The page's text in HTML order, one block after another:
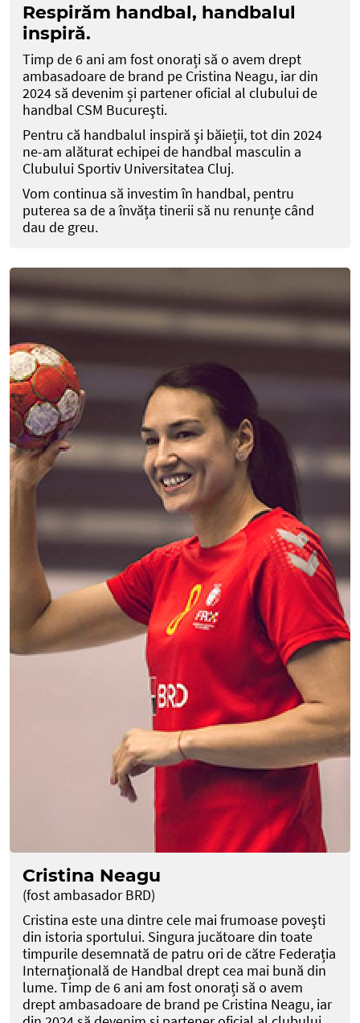
Respirăm handbal, handbalul
inspiră.
Timp de 6 ani am fost onorați să o avem drept
ambasadoare de brand pe Cristina Neagu, iar din
2024 să devenim și partener oficial al clubului de
handbal CSM Bucureşti.
Pentru că handbalul inspiră şi băieții, tot din 2024
ne-am alăturat echipei de handbal masculin a
Clubului Sportiv Universitatea Cluj.
Vom continua să investim în handbal, pentru
puterea sa de a învăța tinerii să nu renunțe când
dau de greu.
Cristina Neagu
(fost ambasador BRD)
Cristina este una dintre cele mai frumoase poveşti
din istoria sportului. Singura jucătoare din toate
timpurile desemnată de patru ori de către Federația
Internațională de Handbal drept cea mai bună din
lume. Timp de 6 ani am fost onorați să o avem
drept ambasadoare de brand pe Cristina Neagu, iar